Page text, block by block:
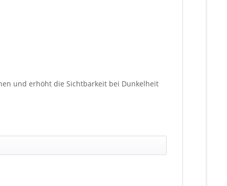
und erhöht die Sichtbarkeit bei Dunkelheit